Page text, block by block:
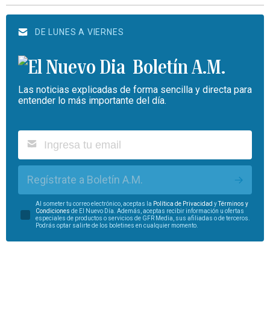
DE LUNES A VIERNES
Boletín A.M.
Las noticias explicadas de forma sencilla y directa para
entender lo más importante del día.
Regístrate a Boletín A.M.
Al someter tu correo electrónico, aceptas la Política de Privacidad yTérminos y
Condiciones de El Nuevo Día. Además, aceptas recibir información u ofertas
especiales de productos o servicios de GFR Media, sus afiliadas o de terceros.
Podrás optar salirte de los boletines en cualquier momento.